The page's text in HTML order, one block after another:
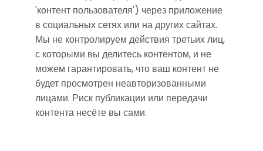
'контент пользователя') через приложение
в социальных сетях или на других сайтах.
Мы не контролируем действия третьих лиц,
с которыми вы делитесь контентом, и не
можем гарантировать, что ваш контент не
будет просмотрен неавторизованными
лицами. Риск публикации или передачи
контента несёте вы сами.